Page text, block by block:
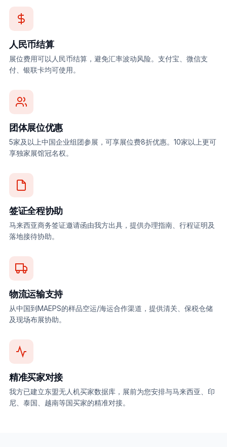
人民币结算
展位费用可以人民币结算，避免汇率波动风险。支付宝、微信支
付、银联卡均可使用。
团体展位优惠
5家及以上中国企业组团参展，可享展位费8折优惠。10家以上更可
享独家展馆冠名权。
签证全程协助
马来西亚商务签证邀请函由我方出具，提供办理指南、行程证明及
落地接待协助。
物流运输支持
从中国到MAEPS的样品空运/海运合作渠道，提供清关、保税仓储
及现场布展协助。
精准买家对接
我方已建立东盟无人机买家数据库，展前为您安排与马来西亚、印
尼、泰国、越南等国买家的精准对接。